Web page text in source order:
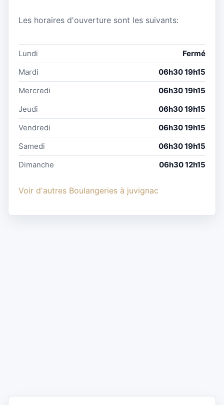
Les horaires d'ouverture sont les suivants:
Lundi
Fermé
Mardi
06h30 19h15
Mercredi
06h30 19h15
Jeudi
06h30 19h15
Vendredi
06h30 19h15
Samedi
06h30 19h15
Dimanche
06h30 12h15
Voir d'autres Boulangeries à juvignac